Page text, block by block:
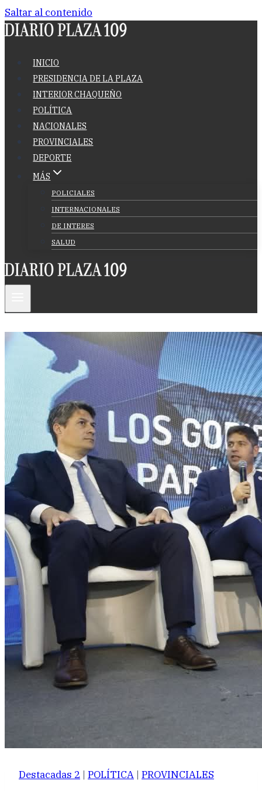
Saltar al contenido
INICIO
PRESIDENCIA DE LA PLAZA
INTERIOR CHAQUEÑO
POLÍTICA
NACIONALES
PROVINCIALES
DEPORTE
MÁS
POLICIALES
INTERNACIONALES
DE INTERES
SALUD
Destacadas 2 | POLÍTICA | PROVINCIALES